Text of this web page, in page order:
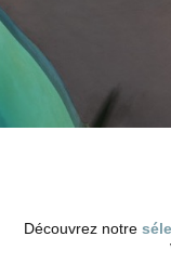
Découvrez notre